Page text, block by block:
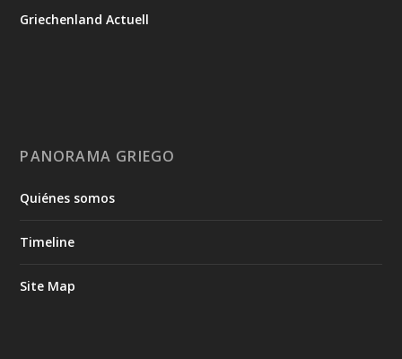
Griechenland Actuell
PANORAMA GRIEGO
Quiénes somos
Timeline
Site Map